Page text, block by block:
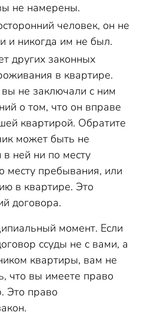
не намерены.
человек, он не
и никогда им не был.
других законных
в квартире.
не заключали с ним
о том, что он вправе
квартирой. Обратите
может быть не
ней ни по месту
месту пребывания, или
в квартире. Это
договора.
момент. Если
ссуды не с вами, а
квартиры, вам не
что вы имеете право
Это право